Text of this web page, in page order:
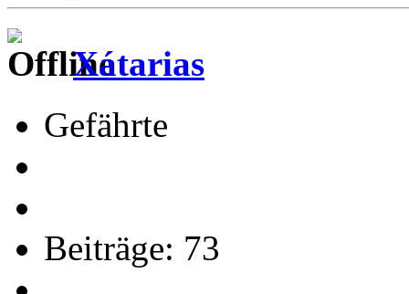
Xátarias
Gefährte
Beiträge: 73